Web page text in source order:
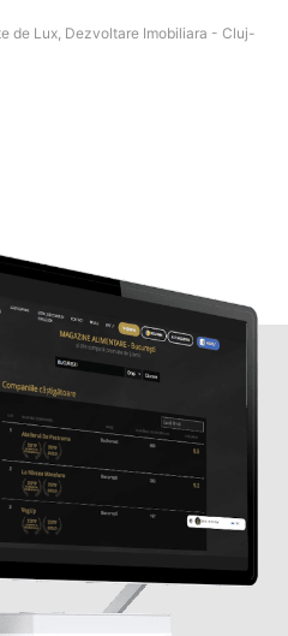
de Lux, Dezvoltare Imobiliara - Cluj-